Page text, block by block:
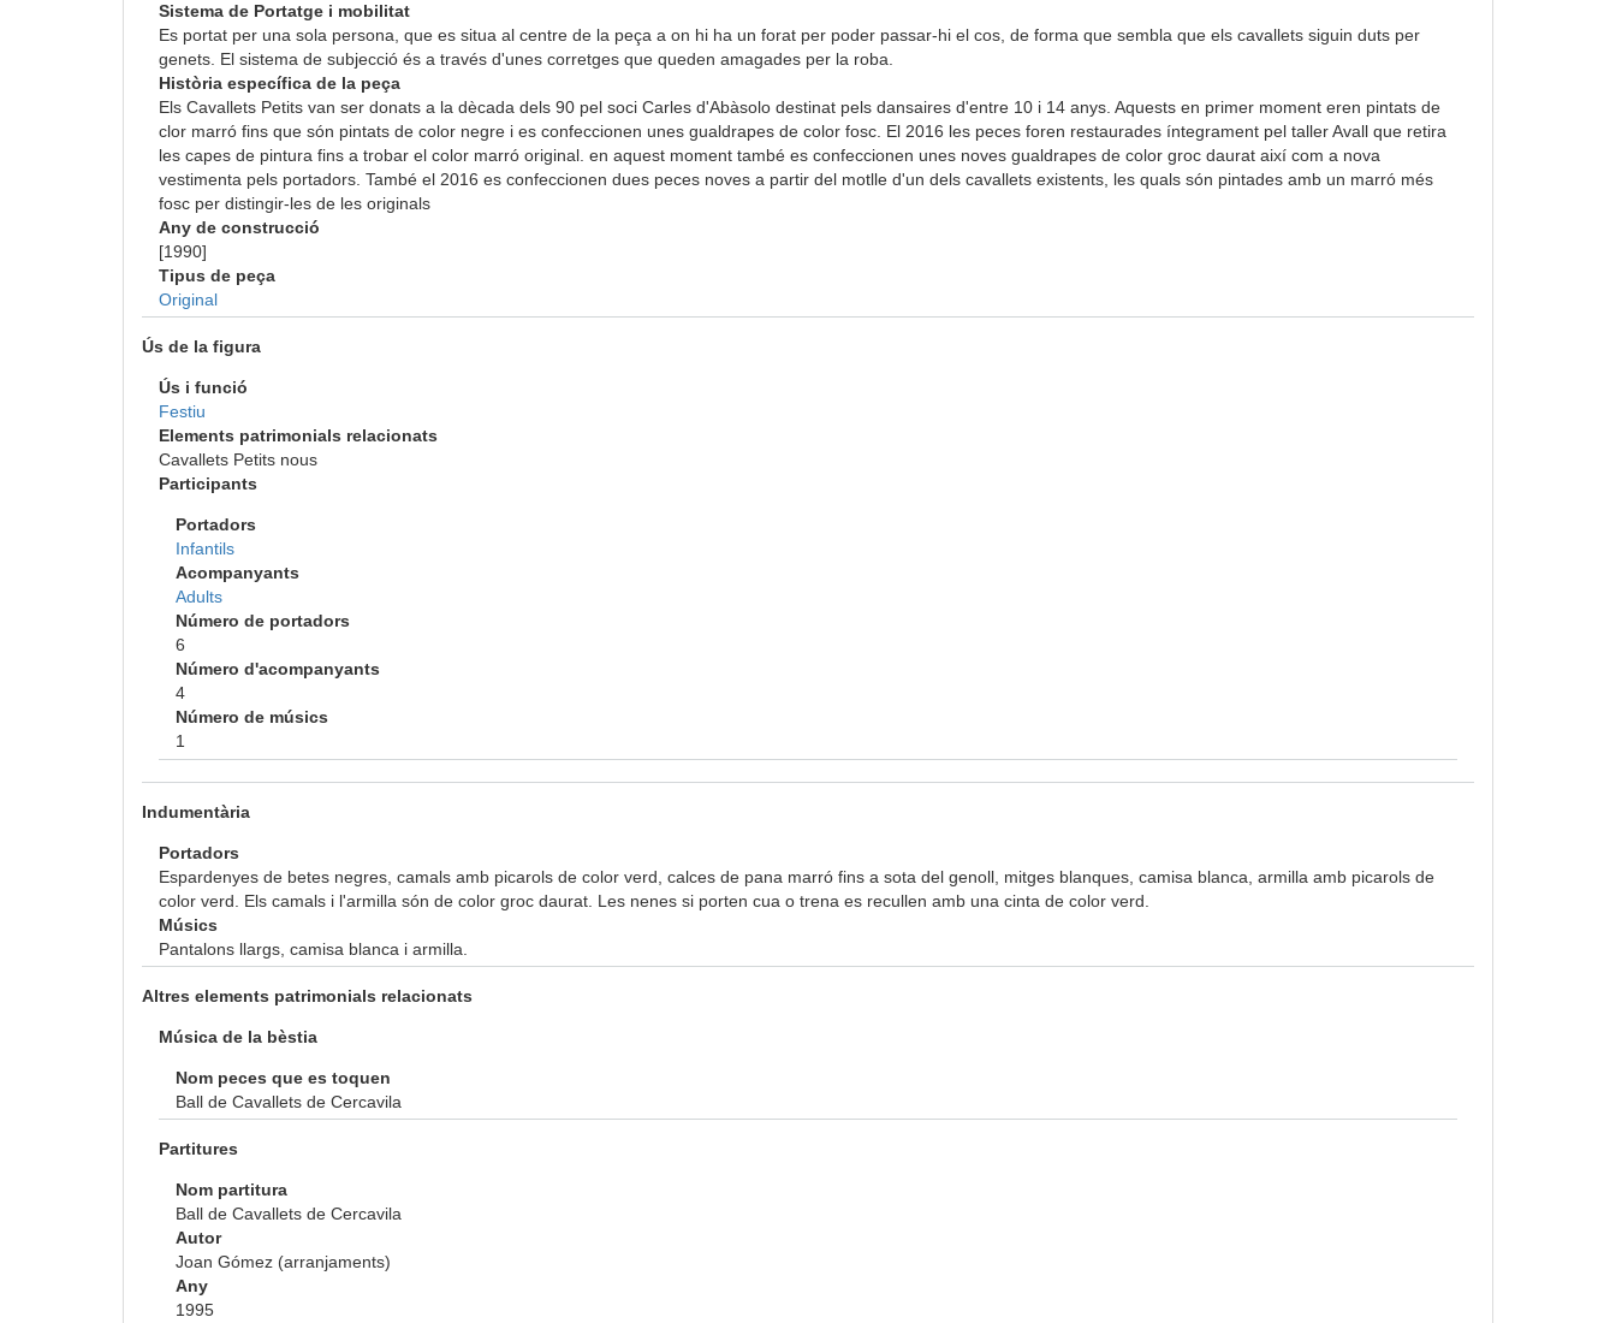
Sistema de Portatge i mobilitat
Es portat per una sola persona, que es situa al centre de la peça a on hi ha un forat per poder passar-hi el cos, de forma que sembla que els cavallets siguin duts per
genets. El sistema de subjecció és a través d'unes corretges que queden amagades per la roba.
Història específica de la peça
Els Cavallets Petits van ser donats a la dècada dels 90 pel soci Carles d'Abàsolo destinat pels dansaires d'entre 10 i 14 anys. Aquests en primer moment eren pintats de
clor marró fins que són pintats de color negre i es confeccionen unes gualdrapes de color fosc. El 2016 les peces foren restaurades íntegrament pel taller Avall que retira
les capes de pintura fins a trobar el color marró original. en aquest moment també es confeccionen unes noves gualdrapes de color groc daurat així com a nova
vestimenta pels portadors. També el 2016 es confeccionen dues peces noves a partir del motlle d'un dels cavallets existents, les quals són pintades amb un marró més
fosc per distingir-les de les originals
Any de construcció
[1990]
Tipus de peça
Original
Ús de la figura
Ús i funció
Festiu
Elements patrimonials relacionats
Cavallets Petits nous
Participants
Portadors
Infantils
Acompanyants
Adults
Número de portadors
6
Número d'acompanyants
4
Número de músics
1
Indumentària
Portadors
Espardenyes de betes negres, camals amb picarols de color verd, calces de pana marró fins a sota del genoll, mitges blanques, camisa blanca, armilla amb picarols de
color verd. Els camals i l'armilla són de color groc daurat. Les nenes si porten cua o trena es recullen amb una cinta de color verd.
Músics
Pantalons llargs, camisa blanca i armilla.
Altres elements patrimonials relacionats
Música de la bèstia
Nom peces que es toquen
Ball de Cavallets de Cercavila
Partitures
Nom partitura
Ball de Cavallets de Cercavila
Autor
Joan Gómez (arranjaments)
Any
1995